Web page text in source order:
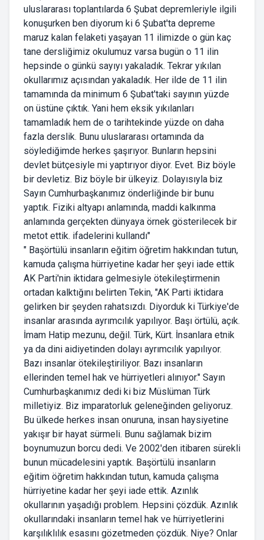
uluslararası toplantılarda 6 Şubat depremleriyle ilgili
konuşurken ben diyorum ki 6 Şubat'ta depreme
maruz kalan felaketi yaşayan 11 ilimizde o gün kaç
tane dersliğimiz okulumuz varsa bugün o 11 ilin
hepsinde o günkü sayıyı yakaladık. Tekrar yıkılan
okullarımız açısından yakaladık. Her ilde de 11 ilin
tamamında da minimum 6 Şubat'taki sayının yüzde
on üstüne çıktık. Yani hem eksik yıkılanları
tamamladık hem de o tarihtekinde yüzde on daha
fazla derslik. Bunu uluslararası ortamında da
söylediğimde herkes şaşırıyor. Bunların hepsini
devlet bütçesiyle mi yaptırıyor diyor. Evet. Biz böyle
bir devletiz. Biz böyle bir ülkeyiz. Dolayısıyla biz
Sayın Cumhurbaşkanımız önderliğinde bir bunu
yaptık. Fiziki altyapı anlamında, maddi kalkınma
anlamında gerçekten dünyaya örnek gösterilecek bir
metot ettik. ifadelerini kullandı"
" Başörtülü insanların eğitim öğretim hakkından tutun,
kamuda çalışma hürriyetine kadar her şeyi iade ettik
AK Parti'nin iktidara gelmesiyle ötekileştirmenin
ortadan kalktığını belirten Tekin, "AK Parti iktidara
gelirken bir şeyden rahatsızdı. Diyorduk ki Türkiye'de
insanlar arasında ayrımcılık yapılıyor. Başı örtülü, açık.
İmam Hatip mezunu, değil. Türk, Kürt. İnsanlara etnik
ya da dini aidiyetinden dolayı ayrımcılık yapılıyor.
Bazı insanlar ötekileştiriliyor. Bazı insanların
ellerinden temel hak ve hürriyetleri alınıyor." Sayın
Cumhurbaşkanımız dedi ki biz Müslüman Türk
milletiyiz. Biz imparatorluk geleneğinden geliyoruz.
Bu ülkede herkes insan onuruna, insan haysiyetine
yakışır bir hayat sürmeli. Bunu sağlamak bizim
boynumuzun borcu dedi. Ve 2002'den itibaren sürekli
bunun mücadelesini yaptık. Başörtülü insanların
eğitim öğretim hakkından tutun, kamuda çalışma
hürriyetine kadar her şeyi iade ettik. Azınlık
okullarının yaşadığı problem. Hepsini çözdük. Azınlık
okullarındaki insanların temel hak ve hürriyetlerini
karşılıklılık esasını gözetmeden çözdük. Niye? Onlar